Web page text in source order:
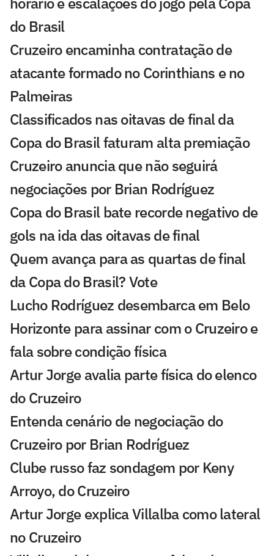
do Brasil
Cruzeiro encaminha contratação de
atacante formado no Corinthians e no
Palmeiras
Classificados nas oitavas de final da
Copa do Brasil faturam alta premiação
Cruzeiro anuncia que não seguirá
negociações por Brian Rodríguez
Copa do Brasil bate recorde negativo de
gols na ida das oitavas de final
Quem avança para as quartas de final
da Copa do Brasil? Vote
Lucho Rodríguez desembarca em Belo
Horizonte para assinar com o Cruzeiro e
fala sobre condição física
Artur Jorge avalia parte física do elenco
do Cruzeiro
Entenda cenário de negociação do
Cruzeiro por Brian Rodríguez
Clube russo faz sondagem por Keny
Arroyo, do Cruzeiro
Artur Jorge explica Villalba como lateral
no Cruzeiro